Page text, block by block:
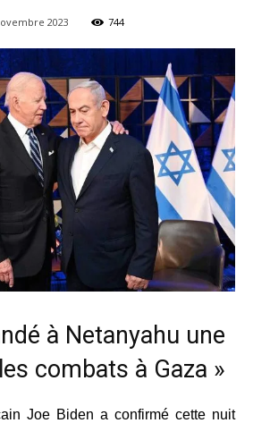
2023 744
à Netanyahu une
combats à Gaza »
Joe Biden a confirmé cette nuit